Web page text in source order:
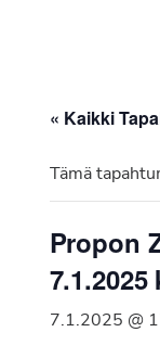
Ry
vuonna
Suomen
jäsenjärjestö.
« Kaikki
Tämä
Propon
7.1.2025
7.1.2025 @